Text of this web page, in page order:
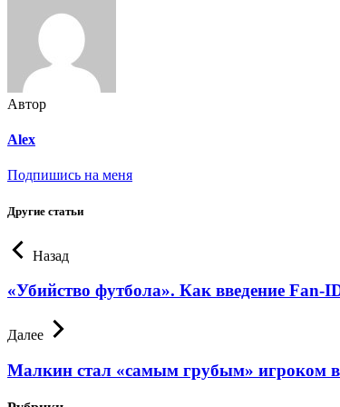
Автор
Alex
Подпишись на меня
Другие статьи
Назад
«Убийство футбола». Как введение
Далее
Малкин стал «самым грубым» игроком